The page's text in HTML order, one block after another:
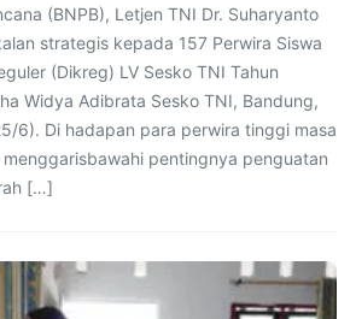
(BNPB), Letjen TNI Dr. Suharyanto
strategis kepada 157 Perwira Siswa
(Dikreg) LV Sesko TNI Tahun
Widya Adibrata Sesko TNI, Bandung,
6). Di hadapan para perwira tinggi masa
menggarisbawahi pentingnya penguatan
[…]